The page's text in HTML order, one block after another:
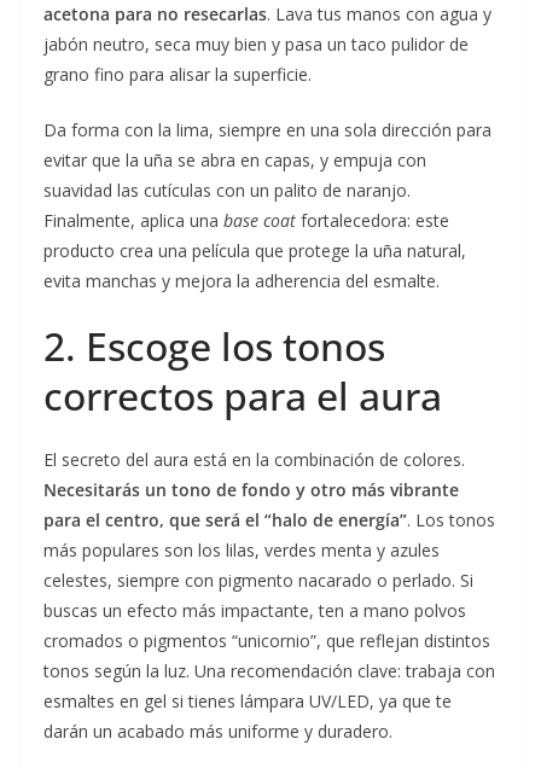
acetona para no resecarlas. Lava tus manos con agua y
jabón neutro, seca muy bien y pasa un taco pulidor de
grano fino para alisar la superficie.
Da forma con la lima, siempre en una sola dirección para
evitar que la uña se abra en capas, y empuja con
suavidad las cutículas con un palito de naranjo.
Finalmente, aplica una base coat fortalecedora: este
producto crea una película que protege la uña natural,
evita manchas y mejora la adherencia del esmalte.
2. Escoge los tonos
correctos para el aura
El secreto del aura está en la combinación de colores.
Necesitarás un tono de fondo y otro más vibrante
para el centro, que será el “halo de energía”. Los tonos
más populares son los lilas, verdes menta y azules
celestes, siempre con pigmento nacarado o perlado. Si
buscas un efecto más impactante, ten a mano polvos
cromados o pigmentos “unicornio”, que reflejan distintos
tonos según la luz. Una recomendación clave: trabaja con
esmaltes en gel si tienes lámpara UV/LED, ya que te
darán un acabado más uniforme y duradero.